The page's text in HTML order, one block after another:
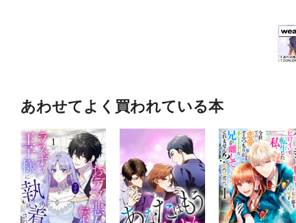
あわせてよく買われている本